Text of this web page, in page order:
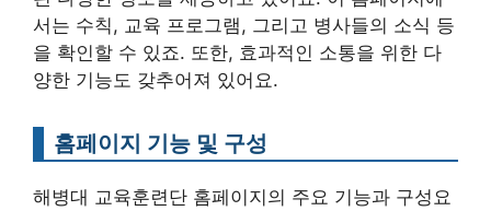
서는 수칙, 교육 프로그램, 그리고 병사들의 소식 등
을 확인할 수 있죠. 또한, 효과적인 소통을 위한 다
양한 기능도 갖추어져 있어요.
홈페이지 기능 및 구성
해병대 교육훈련단 홈페이지의 주요 기능과 구성요